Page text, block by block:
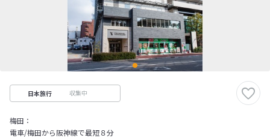
日本旅行 収集中
梅田：
電車/梅田から阪神線で最短８分